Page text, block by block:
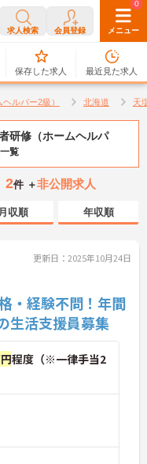
求人検索 会員登録 メニュー
0
保存した求人
0
最近見た求人
ルパー2級） 北海道 天
研修（ホームヘルパ
覧
2件 ＋非公開求人
月収順 年収順
更新日：2025年10月24日
・経験不問！年間
生活支援員募集
程度（※一律手当2